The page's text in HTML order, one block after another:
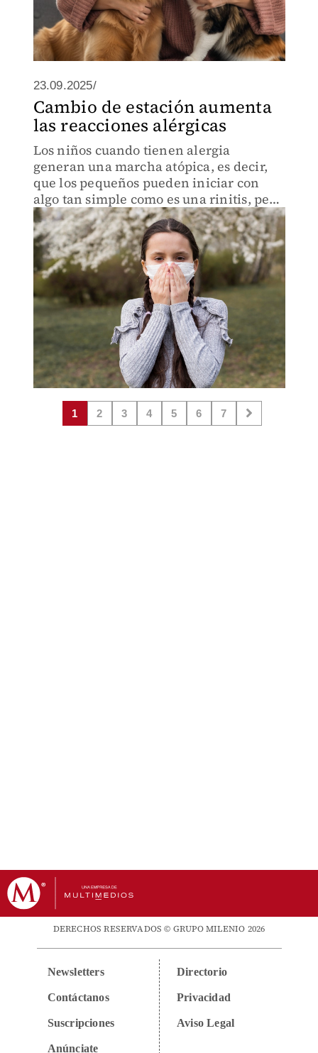
23.09.2025/
Cambio de estación aumenta
las reacciones alérgicas
Los niños cuando tienen alergia
generan una marcha atópica, es decir,
que los pequeños pueden iniciar con
algo tan simple como es una rinitis, pero
se puede desarrollar y convertir en
asma.
1 2 3 4 5 6 7
DERECHOS RESERVADOS © GRUPO MILENIO 2026
Newsletters
Contáctanos
Suscripciones
Anúnciate
Directorio
Privacidad
Aviso Legal